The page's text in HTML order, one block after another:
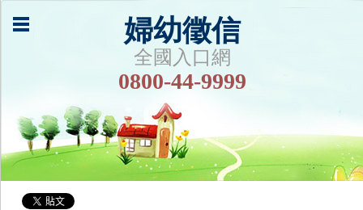
婦幼徵信
全國入口網
0800-44-9999